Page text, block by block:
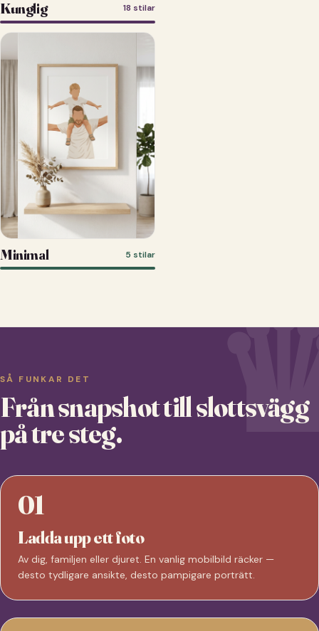
Kunglig 18 stilar
Minimal 5 stilar
SÅ FUNKAR DET
Från snapshot till slottsvägg
på tre steg.
01
Ladda upp ett foto
Av dig, familjen eller djuret. En vanlig mobilbild räcker —
desto tydligare ansikte, desto pampigare porträtt.